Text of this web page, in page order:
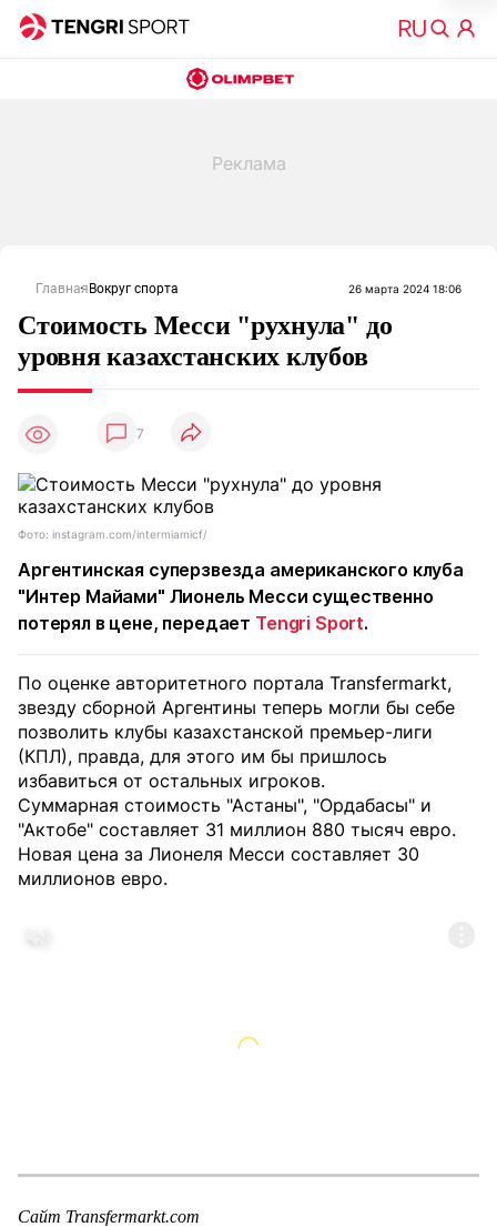
Главная Вокруг спорта 26 марта 2024 18:06
Стоимость Месси "рухнула" до
уровня казахстанских клубов
7
Фото: instagram.com/intermiamicf/
Аргентинская суперзвезда американского клуба
"Интер Майами" Лионель Месси существенно
потерял в цене, передает Tengri Sport.
По оценке авторитетного портала Transfermarkt,
звезду сборной Аргентины теперь могли бы себе
позволить клубы казахстанской премьер-лиги
(КПЛ), правда, для этого им бы пришлось
избавиться от остальных игроков.
Суммарная стоимость "Астаны", "Ордабасы" и
"Актобе" составляет 31 миллион 880 тысяч евро.
Новая цена за Лионеля Месси составляет 30
миллионов евро.
Сайт Transfermarkt.com